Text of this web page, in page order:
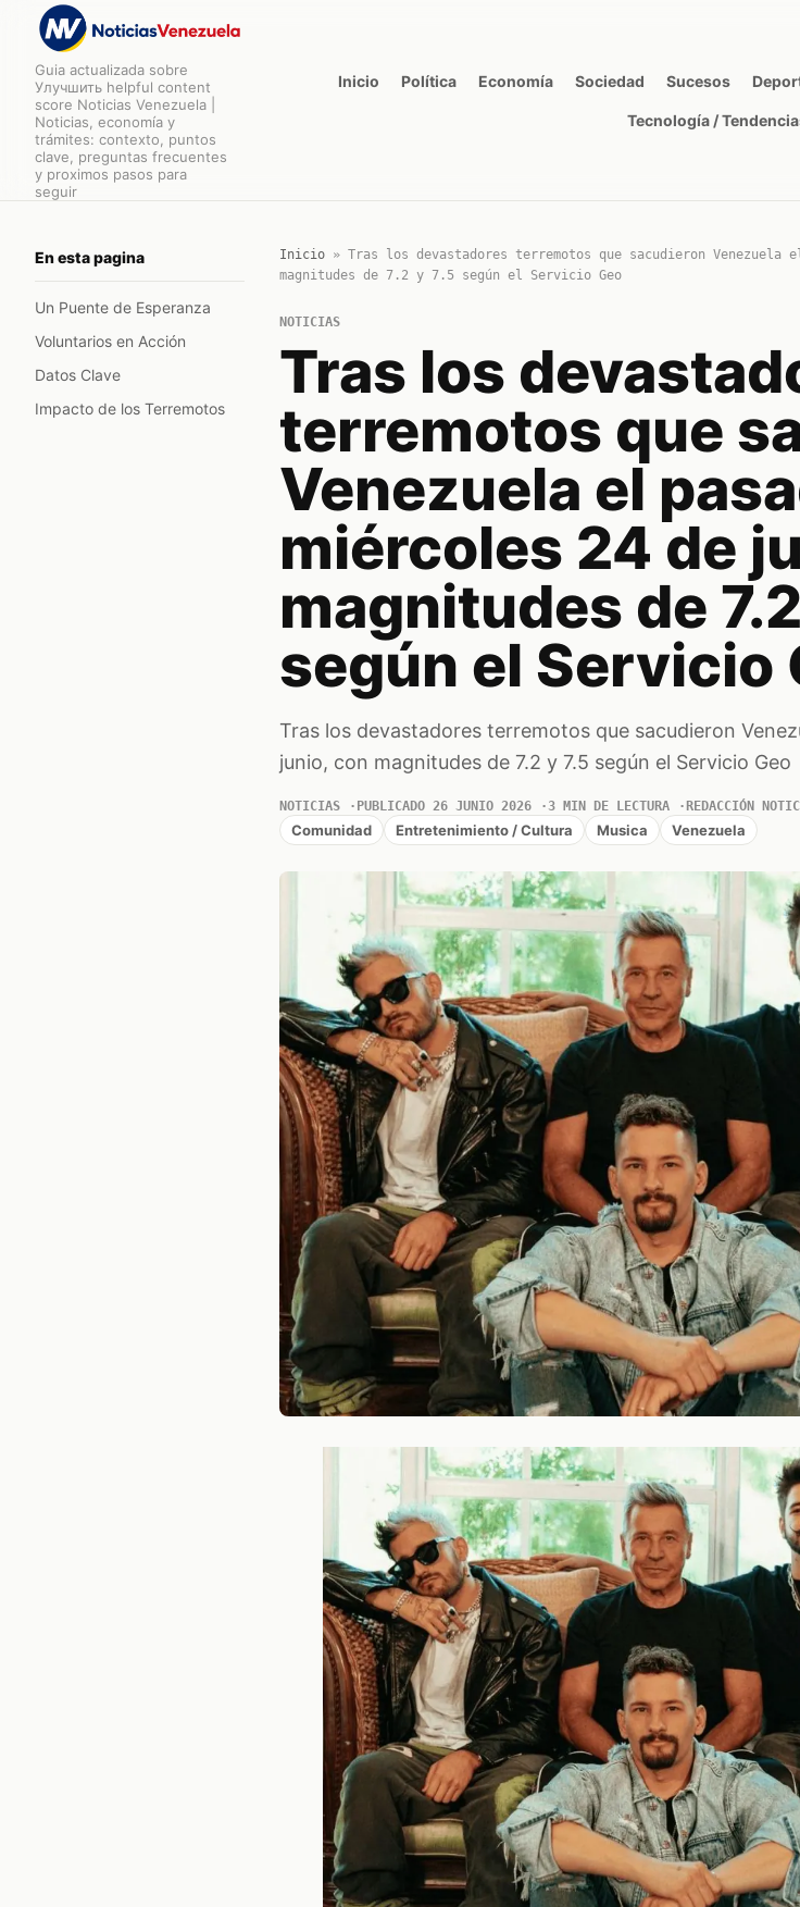
Guia actualizada sobre
Улучшить helpful content
score Noticias Venezuela |
Noticias, economía y
trámites: contexto, puntos
clave, preguntas frecuentes
y proximos pasos para
seguir
Inicio Política Economía Sociedad Sucesos
Tecnología /
En esta pagina
Un Puente de Esperanza
Voluntarios en Acción
Datos Clave
Impacto de los Terremotos
Inicio» Tras los devastadores terremotos que sacudieron Venezuela
magnitudes de 7.2 y 7.5 según el Servicio Geo
NOTICIAS
Tras los
terremotos que
Venezuela el
miércoles 24 de
magnitudes de
según el Servicio
Tras los devastadores terremotos que sacudieron
junio, con magnitudes de 7.2 y 7.5 según el Servicio Geo
NOTICIAS PUBLICADO 26 JUNIO 2026 3 MIN DE LECTURA REDACCIÓN
Comunidad Entretenimiento / Cultura Musica Venezuela